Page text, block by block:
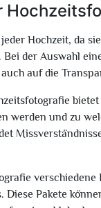
Hochzeit, da
der Auswahl
auf die
werden und zu
Pakete